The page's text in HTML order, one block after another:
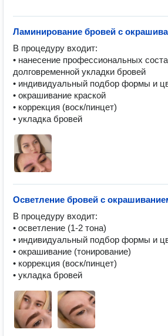
Ламинирование бровей с
В процедуру входит:
• нанесение профессиональных
долговременной укладки бровей
• индивидуальный подбор формы и
• окрашивание краской
• коррекция (воск/пинцет)
• укладка бровей
Осветление бровей с
В процедуру входит:
• осветление (1-2 тона)
• индивидуальный подбор формы и
• окрашивание (тонирование)
• коррекция (воск/пинцет)
• укладка бровей